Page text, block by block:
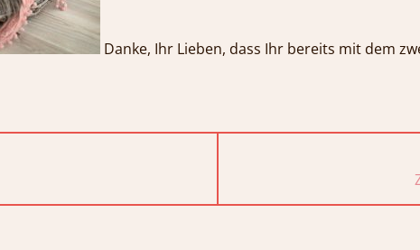
Danke, Ihr Lieben, dass Ihr bereits mit dem
POST: